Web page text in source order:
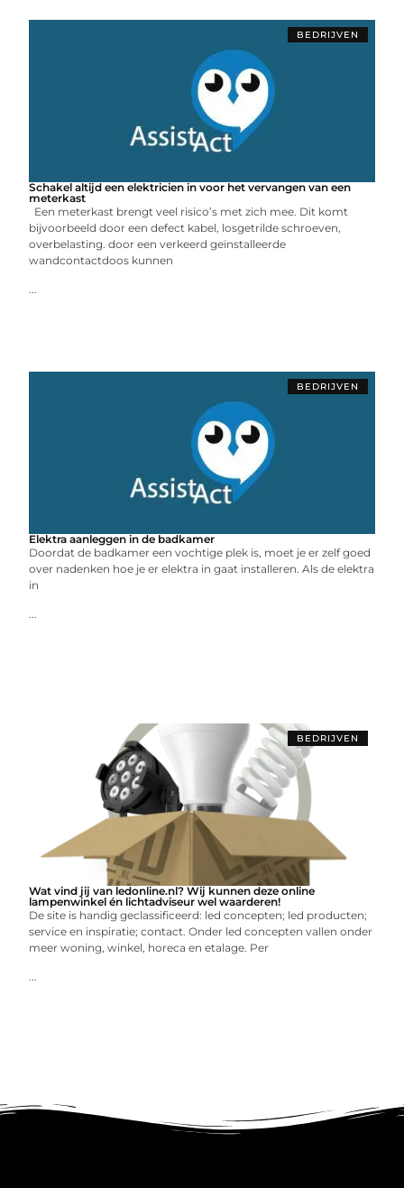
BEDRIJVEN
Schakel altijd een elektricien in voor het vervangen van een
meterkast
Een meterkast brengt veel risico’s met zich mee. Dit komt
bijvoorbeeld door een defect kabel, losgetrilde schroeven,
overbelasting. door een verkeerd geïnstalleerde
wandcontactdoos kunnen
...
BEDRIJVEN
Elektra aanleggen in de badkamer
Doordat de badkamer een vochtige plek is, moet je er zelf goed
over nadenken hoe je er elektra in gaat installeren. Als de elektra
in
...
BEDRIJVEN
Wat vind jij van ledonline.nl? Wij kunnen deze online
lampenwinkel én lichtadviseur wel waarderen!
De site is handig geclassificeerd: led concepten; led producten;
service en inspiratie; contact. Onder led concepten vallen onder
meer woning, winkel, horeca en etalage. Per
...